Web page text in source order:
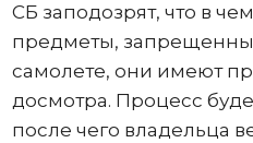
СБ заподозрят, что в
предметы,
самолете, они имеют
досмотра. Процесс
после чего владельца